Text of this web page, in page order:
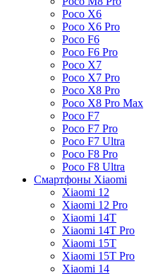
Poco X6
Poco X6 Pro
Poco F6
Poco F6 Pro
Poco X7
Poco X7 Pro
Poco X8 Pro
Poco X8 Pro Max
Poco F7
Poco F7 Pro
Poco F7 Ultra
Poco F8 Pro
Poco F8 Ultra
Смартфоны Xiaomi
Xiaomi 12
Xiaomi 12 Pro
Xiaomi 14T
Xiaomi 14T Pro
Xiaomi 15T
Xiaomi 15T Pro
Xiaomi 14